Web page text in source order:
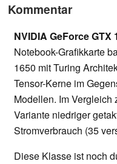
Kommentar
NVIDIA GeForce GTX
Notebook-Grafikkarte
1650 mit Turing
Tensor-Kerne im
Modellen. Im Vergleich
Variante niedriger
Stromverbrauch (35
Diese Klasse ist noch